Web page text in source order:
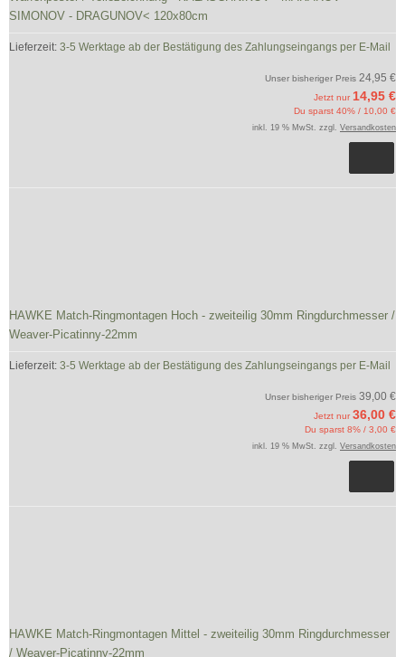
SIMONOV - DRAGUNOV< 120x80cm
Lieferzeit: 3-5 Werktage ab der Bestätigung des Zahlungseingangs per E-Mail
Unser bisheriger Preis 24,95 €
Jetzt nur 14,95 €
Du sparst 40% / 10,00 €
inkl. 19 % MwSt. zzgl. Versandkosten
HAWKE Match-Ringmontagen Hoch - zweiteilig 30mm Ringdurchmesser /
Weaver-Picatinny-22mm
Lieferzeit: 3-5 Werktage ab der Bestätigung des Zahlungseingangs per E-Mail
Unser bisheriger Preis 39,00 €
Jetzt nur 36,00 €
Du sparst 8% / 3,00 €
inkl. 19 % MwSt. zzgl. Versandkosten
HAWKE Match-Ringmontagen Mittel - zweiteilig 30mm Ringdurchmesser
/ Weaver-Picatinny-22mm